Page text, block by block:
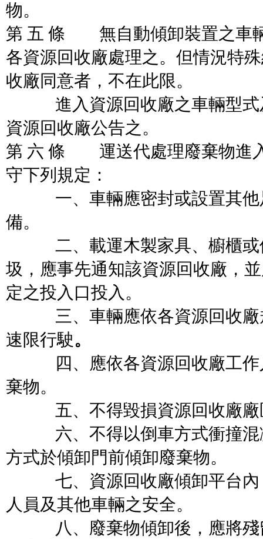
物。
第 五 條 無自動傾卸裝置之車
各資源回收廠處理之。但情況特
收廠同意者，不在此限。
進入資源回收廠之車輛型式
資源回收廠公告之。
第 六 條 運送代處理廢棄物進
守下列規定：
一、車輛應密封或設置其他
備。
二、載運木製家具、櫥櫃或
圾，應事先通知該資源回收廠，
定之投入口投入。
三、車輛應依各資源回收廠
速限行駛。
四、應依各資源回收廠工作
棄物。
五、不得毀損資源回收廠廠
六、不得以倒車方式衝撞混
方式於傾卸門前傾卸廢棄物。
七、資源回收廠傾卸平台內
人員及其他車輛之安全。
八、廢棄物傾卸後，應將殘